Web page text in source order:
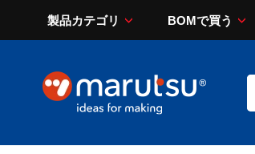
製品カテゴリ BOMで買う